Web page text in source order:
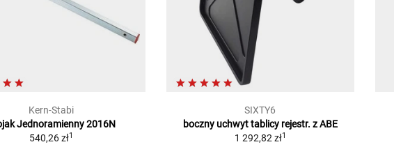
Kern-Stabi
Jednoramienny 2016N
540,26 zł1
SIXTY6
boczny uchwyt tablicy rejestr. z ABE
1 292,82 zł1